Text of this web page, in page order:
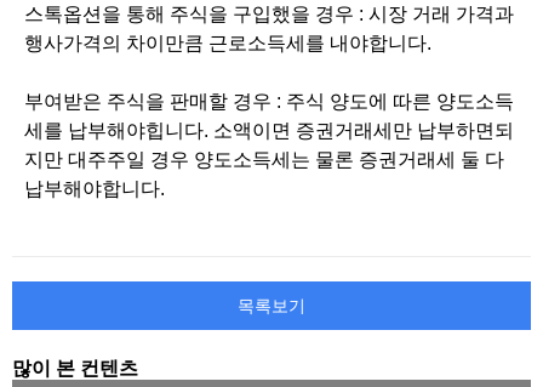
스톡옵션을 통해 주식을 구입했을 경우 : 시장 거래 가격과
행사가격의 차이만큼 근로소득세를 내야합니다.
부여받은 주식을 판매할 경우 : 주식 양도에 따른 양도소득
세를 납부해야힙니다. 소액이면 증권거래세만 납부하면되
지만 대주주일 경우 양도소득세는 물론 증권거래세 둘 다
납부해야합니다.
목록보기
많이 본 컨텐츠